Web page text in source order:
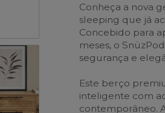
Conheça a nova
sleeping que já
Concebido para
meses, o
segurança e
Este berço
inteligente com
contemporâneo.